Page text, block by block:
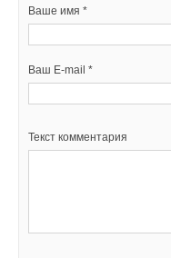
Ваше имя *
Ваш E-mail *
Текст комментария